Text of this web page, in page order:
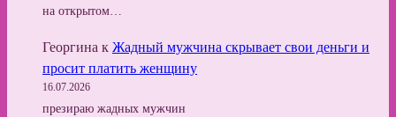
на открытом…
Георгина к Жадный мужчина скрывает свои деньги и
просит платить женщину
16.07.2026
презираю жадных мужчин